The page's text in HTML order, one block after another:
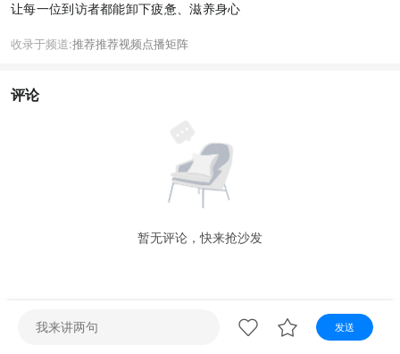
壮语节目 苗语节目
让每一位到访者都能卸下疲惫、滋养身心
收录于频道:推荐推荐视频点播矩阵
评论
暂无评论，快来抢沙发
发送